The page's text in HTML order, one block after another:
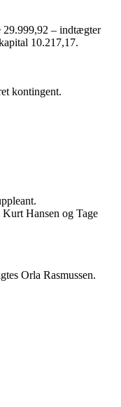
29.999,92 – indtægter
10.217,17.
kontingent.
Hansen og Tage
Orla Rasmussen.